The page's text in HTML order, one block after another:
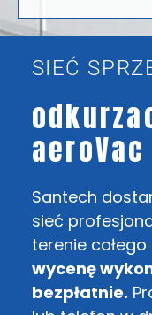
SIEĆ
aeroVac
Santech
sieć
terenie całego
wycenę
bezpłatnie.